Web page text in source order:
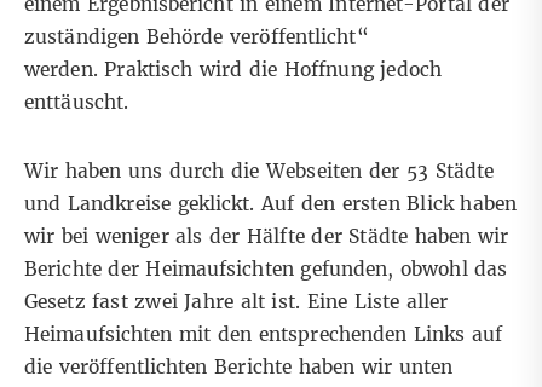
zuständigen Behörde veröffentlicht“
werden. Praktisch wird die Hoffnung jedoch
enttäuscht.
Wir haben uns durch die Webseiten der 53 Städte
und Landkreise geklickt. Auf den ersten Blick haben
wir bei weniger als der Hälfte der Städte haben wir
Berichte der Heimaufsichten gefunden, obwohl das
Gesetz fast zwei Jahre alt ist. Eine Liste aller
Heimaufsichten mit den entsprechenden Links auf
die veröffentlichten Berichte haben wir unten